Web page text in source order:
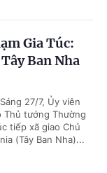
Gia Túc:
Ban Nha
27/7, Ủy viên
Thủ tướng Thường
tiếp xã giao Chủ
(Tây Ban Nha)...